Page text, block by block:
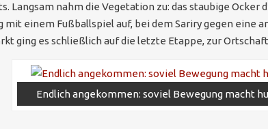
Langsam nahm die Vegetation zu: das staubige
einem Fußballspiel auf, bei dem Sariry gegen eine
ging es schließlich auf die letzte Etappe, zur Ortschaft
Endlich angekommen: soviel Bewegung macht